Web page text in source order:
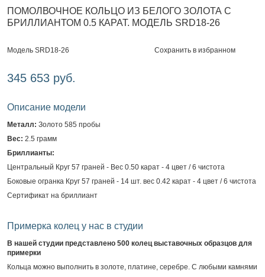
ПОМОЛВОЧНОЕ КОЛЬЦО ИЗ БЕЛОГО ЗОЛОТА С
БРИЛЛИАНТОМ 0.5 КАРАТ. МОДЕЛЬ SRD18-26
Модель SRD18-26 Сохранить в избранном
345 653 руб.
Описание модели
Металл: Золото 585 пробы
Вес: 2.5 грамм
Бриллианты:
Центральный Круг 57 граней - Вес 0.50 карат - 4 цвет / 6 чистота
Боковые огранка Круг 57 граней - 14 шт. вес 0.42 карат - 4 цвет / 6 чистота
Сертификат на бриллиант
Примерка колец у нас в студии
В нашей студии представлено 500 колец выставочных образцов для
примерки
Кольца можно выполнить в золоте, платине, серебре. С любыми камнями